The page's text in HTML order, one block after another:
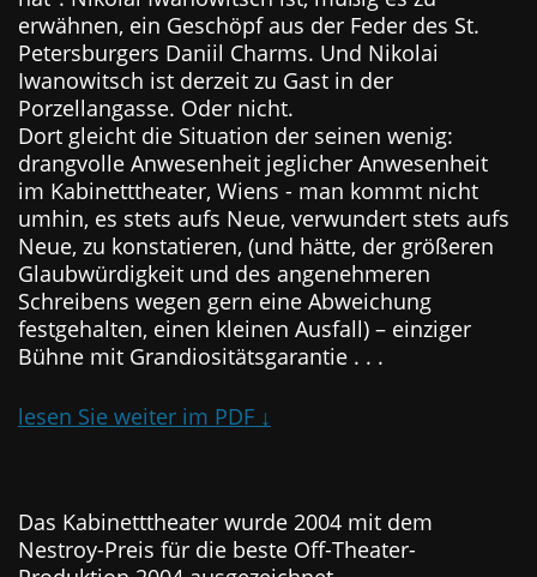
erwähnen, ein Geschöpf aus der Feder des St.
Petersburgers Daniil Charms. Und Nikolai
Iwanowitsch ist derzeit zu Gast in der
Porzellangasse. Oder nicht.
Dort gleicht die Situation der seinen wenig:
drangvolle Anwesenheit jeglicher Anwesenheit
im Kabinetttheater, Wiens - man kommt nicht
umhin, es stets aufs Neue, verwundert stets aufs
Neue, zu konstatieren, (und hätte, der größeren
Glaubwürdigkeit und des angenehmeren
Schreibens wegen gern eine Abweichung
festgehalten, einen kleinen Ausfall) – einziger
Bühne mit Grandiositätsgarantie . . .
lesen Sie weiter im PDF ↓
Das Kabinetttheater wurde 2004 mit dem
Nestroy-Preis für die beste Off-Theater-